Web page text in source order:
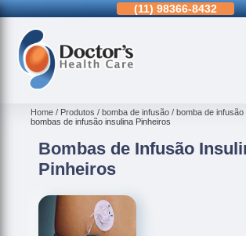
98366-8432 (15)3326-9334
Home Produtos bomba de infusão
bomba de infusão
bombas de infusão insulina Pinheiros
Bombas de Infusão
Pinheiros